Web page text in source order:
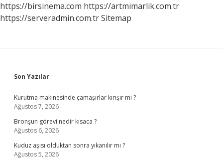
https://birsinema.com https://artmimarlik.com.tr
https://serveradmin.com.trSitemap
Sidebar
Son Yazılar
Kurutma makinesinde çamaşırlar kırışır mı ?
Ağustos 7, 2026
Bronşun görevi nedir kısaca ?
Ağustos 6, 2026
Kuduz aşısı olduktan sonra yıkanılır mı ?
Ağustos 5, 2026